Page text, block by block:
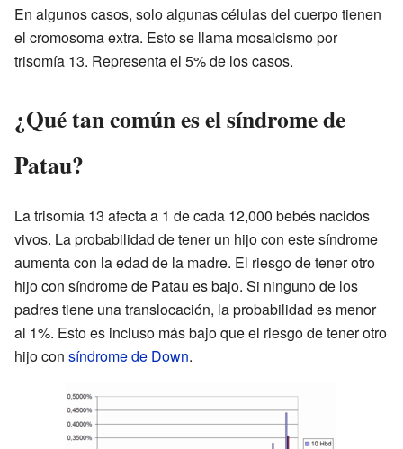
En algunos casos, solo algunas células del cuerpo tienen
el cromosoma extra. Esto se llama mosaicismo por
trisomía 13. Representa el 5% de los casos.
¿Qué tan común es el síndrome de
Patau?
La trisomía 13 afecta a 1 de cada 12,000 bebés nacidos
vivos. La probabilidad de tener un hijo con este síndrome
aumenta con la edad de la madre. El riesgo de tener otro
hijo con síndrome de Patau es bajo. Si ninguno de los
padres tiene una translocación, la probabilidad es menor
al 1%. Esto es incluso más bajo que el riesgo de tener otro
hijo con síndrome de Down.